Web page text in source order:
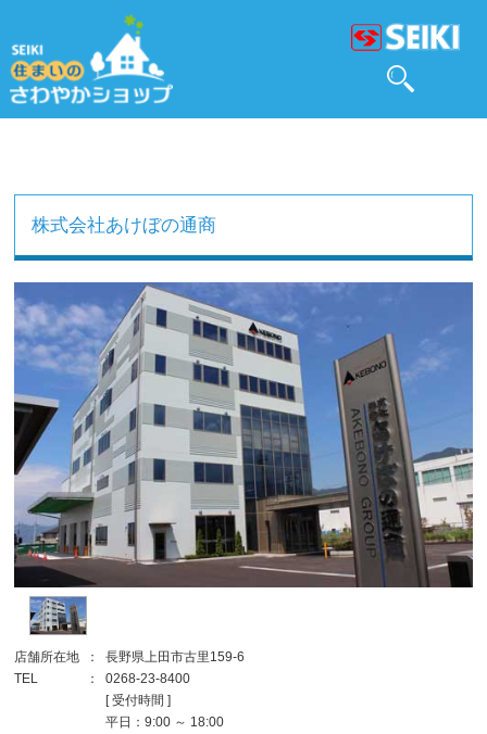
株式会社あけぼの通商
店舗所在地 ：
長野県上田市古里159-6
TEL
：
0268-23-8400
[ 受付時間 ]
平日：9:00 ～ 18:00